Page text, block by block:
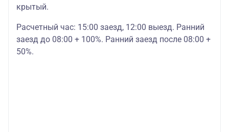
крытый.
Расчетный час: 15:00 заезд, 12:00 выезд. Ранний
заезд до 08:00 + 100%. Ранний заезд после 08:00 +
50%.